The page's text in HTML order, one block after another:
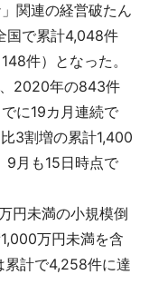
関連の経営破たん
国で累計4,048件
件）となった。
2020年の843件
に19カ月連続で
3割増の累計1,400
9月も15日時点で
円未満の小規模倒
万円未満を含
累計で4,258件に達